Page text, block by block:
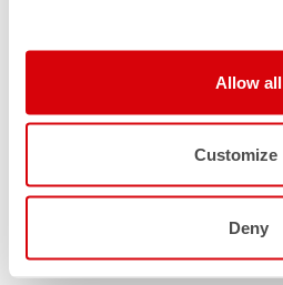
Allow all
Customize
Deny